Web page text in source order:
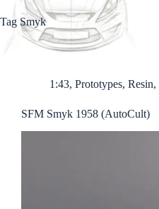
Tag Smyk
1:43, Prototypes, Resin,
SFM Smyk 1958 (AutoCult)